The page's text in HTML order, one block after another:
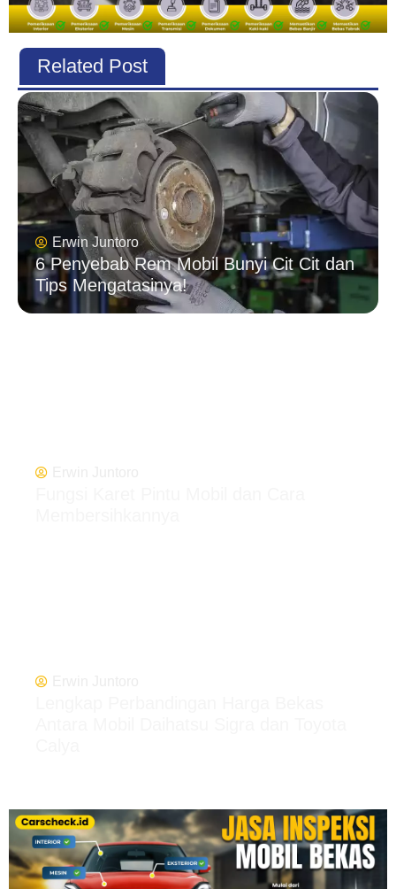
Erwin Juntoro
6 Penyebab Rem Mobil Bunyi Cit Cit dan
Tips Mengatasinya!
Related Post